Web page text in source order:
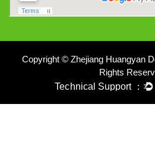
Copyright © Zhejiang Huangyan
Rights